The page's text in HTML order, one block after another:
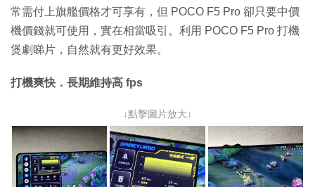
常需付上旗艦價格才可享有，但 POCO F5 Pro 卻只要中價
機價錢就可使用，實在相當吸引。利用 POCO F5 Pro 打機
煲劇睇片，自然就有更好效果。
打機爽快．長期維持高 fps
↓點擊圖片放大↓